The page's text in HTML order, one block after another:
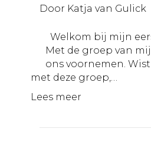
Door Katja van Gulick
Welkom bij mijn
Met de groep van
ons voornemen.
met deze groep,…
Lees meer